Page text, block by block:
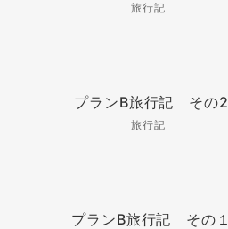
旅行記
プランB旅行記 その2
旅行記
プランB旅行記 その１